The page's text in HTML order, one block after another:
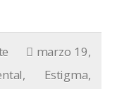
marzo 19,
, Estigma,